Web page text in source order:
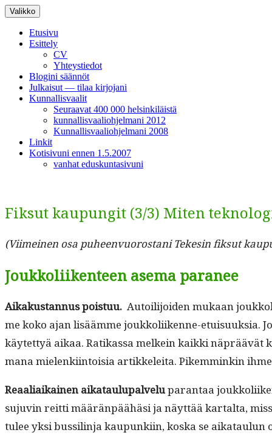
Siirry
sisältöön
Valikko
Etusivu
Esittely
CV
Yhteystiedot
Blogini säännöt
Julkaisut — tilaa kirjojani
Kunnallisvaalit
Seuraavat 400 000 helsinkiläistä
kunnallisvaaliohjelmani 2012
Kunnallisvaaliohjelmani 2008
Linkit
Kotisivuni ennen 1.5.2007
vanhat eduskuntasivuni
Fiksut kaupungit (3/3) Miten
(Viimeinen osa puheen­vuorostani Tekesin fik­sut
Joukkoliikenteen asema paranee
Aikakus­tan­nus pois­tuu. Autoil­i­joiden mukaan
me koko ajan lisäämme joukkoli­ikenne-etu­isuuk­sia.
käytet­tyä aikaa. Ratikas­sa melkein kaik­ki
mana mie­lenki­in­toisia artikkelei­ta. Pikem­minkin
Reaali­aikainen aikataulu­palveluparan­taa
suju­vin reit­ti määrän­päähäsi ja näyt­tää kar­tal­ta,
tulee yksi bus­sil­in­ja kaupunki­in, kos­ka se